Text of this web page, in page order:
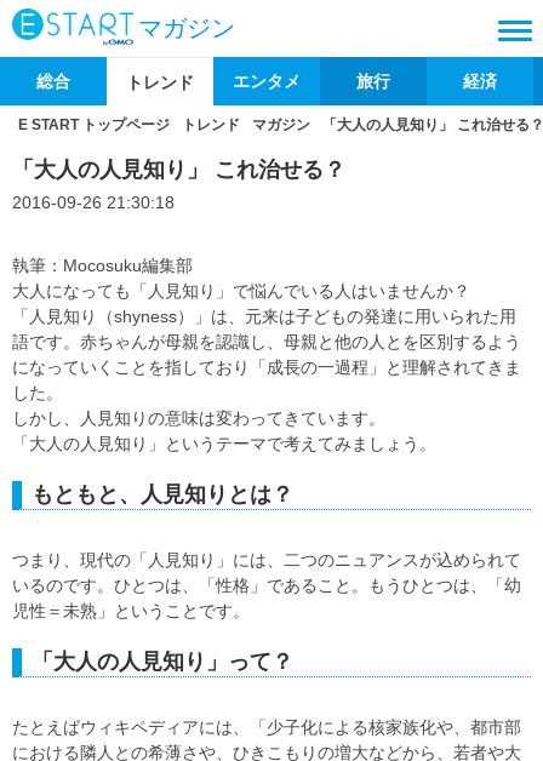
マガジン
総合 トレンド エンタメ 旅行 経済
E START トップページ トレンド マガジン 「大人の人見知り」 これ治せる？
「大人の人見知り」 これ治せる？
2016-09-26 21:30:18
執筆：Mocosuku編集部
大人になっても「人見知り」で悩んでいる人はいませんか？
「人見知り（shyness）」は、元来は子どもの発達に用いられた用
語です。赤ちゃんが母親を認識し、母親と他の人とを区別するよう
になっていくことを指しており「成長の一過程」と理解されてきま
した。
しかし、人見知りの意味は変わってきています。
「大人の人見知り」というテーマで考えてみましょう。
もともと、人見知りとは？
つまり、現代の「人見知り」には、二つのニュアンスが込められて
いるのです。ひとつは、「性格」であること。もうひとつは、「幼
児性＝未熟」ということです。
「大人の人見知り」って？
たとえばウィキペディアには、「少子化による核家族化や、都市部
における隣人との希薄さや、ひきこもりの増大などから、若者や大